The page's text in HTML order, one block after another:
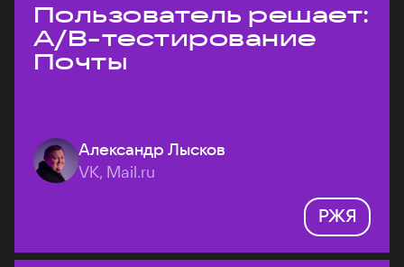
Пользователь решает:
A/B-тестирование
Почты
Александр Лысков
VK, Mail.ru
РЖЯ